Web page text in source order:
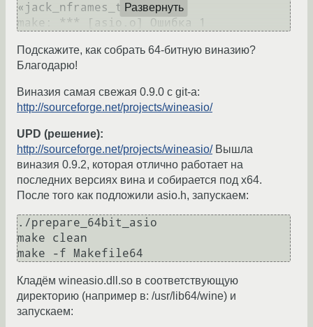
«jack_nframes_t» Развернуть
Подскажите, как собрать 64-битную виназию?
Благодарю!
Виназия самая свежая 0.9.0 с git-а:
http://sourceforge.net/projects/wineasio/
UPD (решение):
http://sourceforge.net/projects/wineasio/Вышла
виназия 0.9.2, которая отлично работает на
последних версиях вина и собирается под x64.
После того как подложили asio.h, запускаем:
./prepare_64bit_asio
make clean
Кладём wineasio.dll.so в соответствующую
директорию (например в: /usr/lib64/wine) и
запускаем: